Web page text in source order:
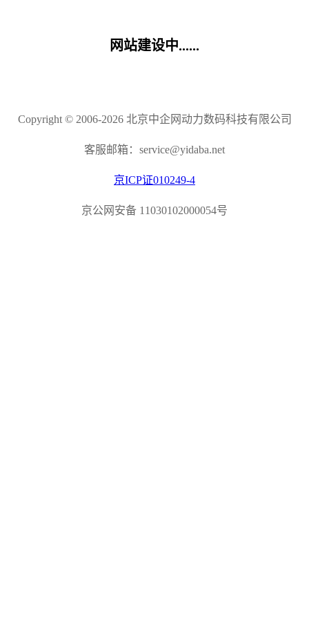
网站建设中......
Copyright © 2006-2026 北京中企网动力数码科技有限公司
客服邮箱：service@yidaba.net
京ICP证010249-4
京公网安备 11030102000054号